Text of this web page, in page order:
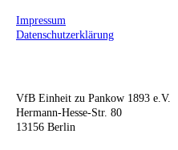
Impressum
Datenschutzerklärung
VfB Einheit zu Pankow 1893 e.V.
Hermann-Hesse-Str. 80
13156 Berlin